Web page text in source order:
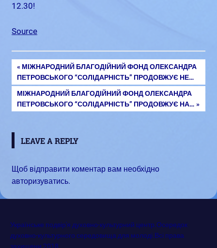
12.30!
Source
Навігація
записів
PREVIOUS
POST:
МІЖНАРОДНИЙ БЛАГОДІЙНИЙ ФОНД ОЛЕКСАНДРА
ПЕТРОВСЬКОГО “СОЛІДАРНІСТЬ” ПРОДОВЖУЄ НЕ…
NEXT
POST:
МІЖНАРОДНИЙ БЛАГОДІЙНИЙ ФОНД ОЛЕКСАНДРА
ПЕТРОВСЬКОГО “СОЛІДАРНІСТЬ” ПРОДОВЖУЄ НА…
LEAVE A REPLY
Щоб відправити коментар вам необхідно
авторизуватись.
Українське подвір'я духовно-культурний центр.Осередок
духовно-культурного середовища для молоді.Всі права
захищени 2018